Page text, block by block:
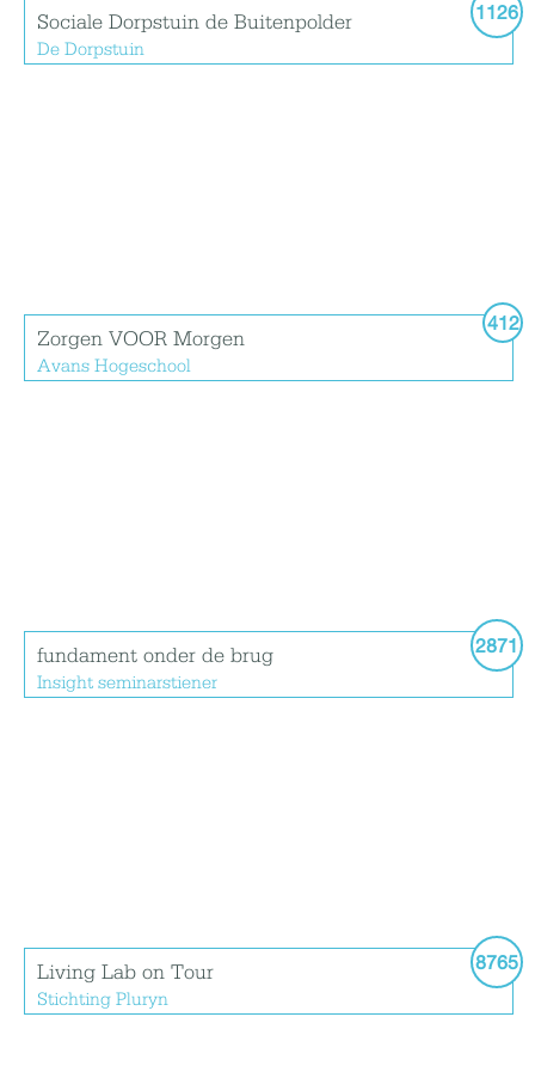
1126
Sociale Dorpstuin de Buitenpolder
De Dorpstuin
412
Zorgen VOOR Morgen
Avans Hogeschool
2871
fundament onder de brug
Insight seminarstiener
8765
Living Lab on Tour
Stichting Pluryn